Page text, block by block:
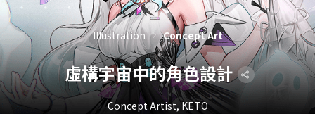
虛構宇宙中的角色設計
Concept Artist, KETO
Illustration Concept Art